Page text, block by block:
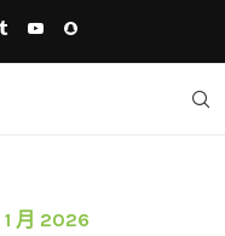
1 月 2026